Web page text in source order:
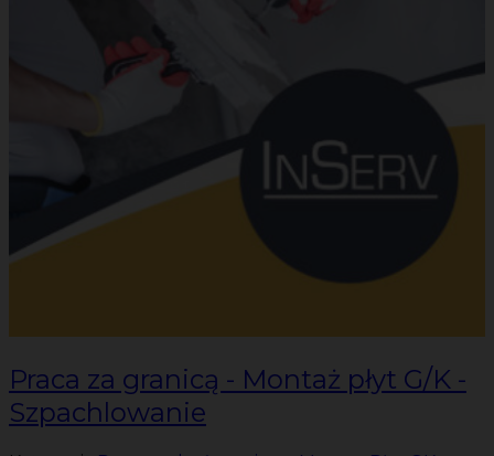
Praca za granicą - Montaż płyt G/K -
Szpachlowanie